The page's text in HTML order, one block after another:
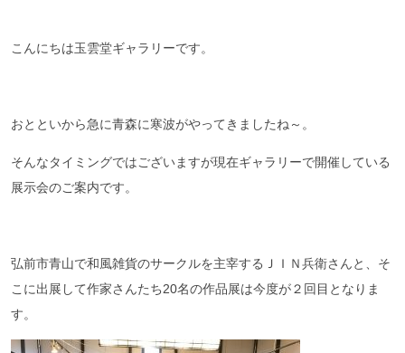
こんにちは玉雲堂ギャラリーです。
おとといから急に青森に寒波がやってきましたね～。
そんなタイミングではございますが現在ギャラリーで開催している
展示会のご案内です。
弘前市青山で和風雑貨のサークルを主宰するＪＩＮ兵衛さんと、そ
こに出展して作家さんたち20名の作品展は今度が２回目となりま
す。